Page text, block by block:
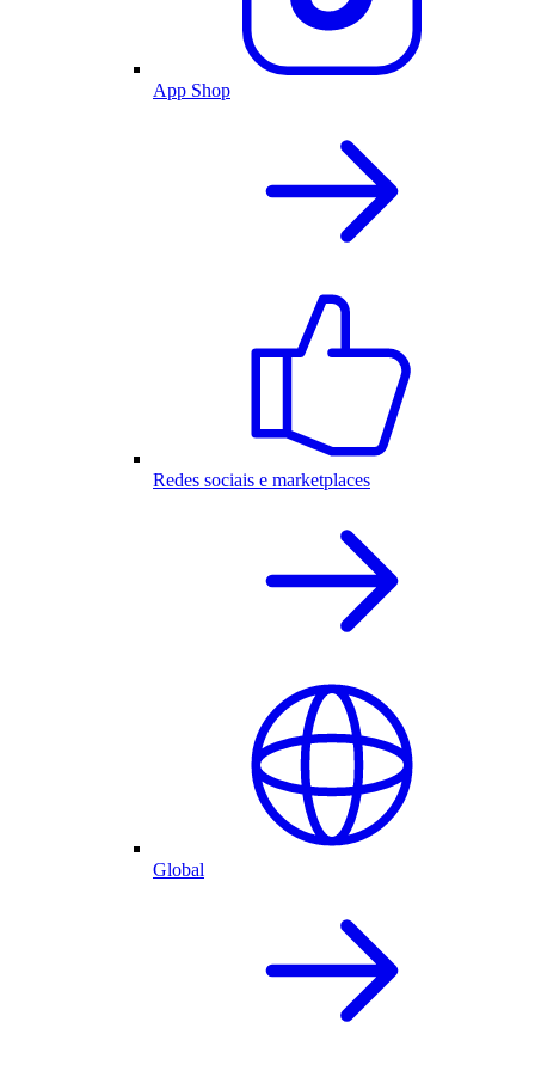
App Shop
Redes sociais e marketplaces
Global